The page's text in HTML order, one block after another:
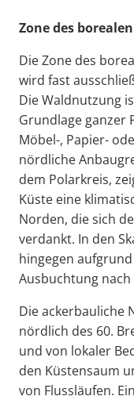
Zone des
Die Zone des
wird fast
Die Waldnutzung
Grundlage ganzer
Möbel-, Papier-
nördliche
dem Polarkreis,
Küste eine
Norden, die sich
verdankt. In den
hingegen
Ausbuchtung nach
Die ackerbauliche
nördlich des 60.
und von lokaler
den Küstensaum
von Flussläufen.